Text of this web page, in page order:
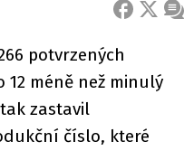
FACEBOOK
X
potvrzených
méně než minulý
zastavil
číslo, které